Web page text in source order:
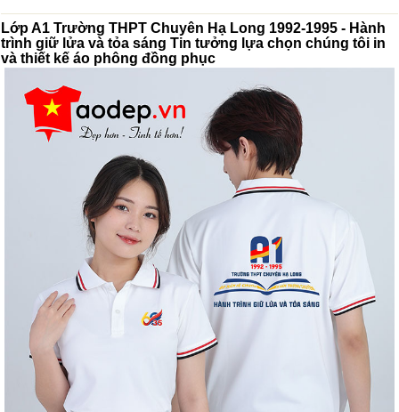
Lớp A1 Trường THPT Chuyên Hạ Long 1992-1995 - Hành
trình giữ lửa và tỏa sáng Tin tưởng lựa chọn chúng tôi in
và thiết kế áo phông đồng phục